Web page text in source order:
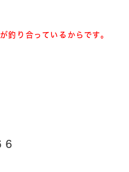
釣り合っているからです。